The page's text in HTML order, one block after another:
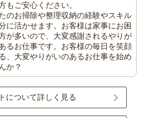
もご安心ください。
のお掃除や整理収納の経験やスキル
に活かせます。お客様は家事にお困
が多いので、大変感謝されるやりが
るお仕事です。お客様の毎日を笑顔
、大変やりがいのあるお仕事を始め
か？
について詳しく見る